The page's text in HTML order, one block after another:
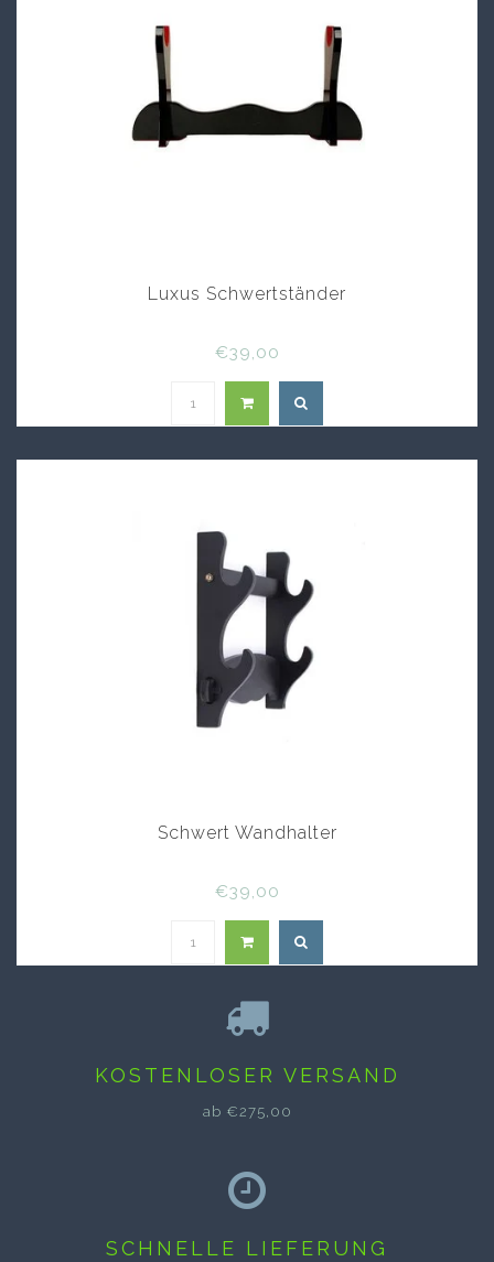
Luxus Schwertständer
€39,00
Schwert Wandhalter
€39,00
KOSTENLOSER VERSAND
ab €275,00
SCHNELLE LIEFERUNG